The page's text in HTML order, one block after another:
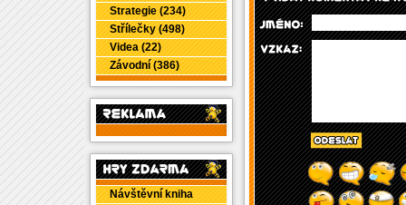
Strategie (234)
Střílečky (498)
Videa (22)
Závodní (386)
Návštěvní kniha